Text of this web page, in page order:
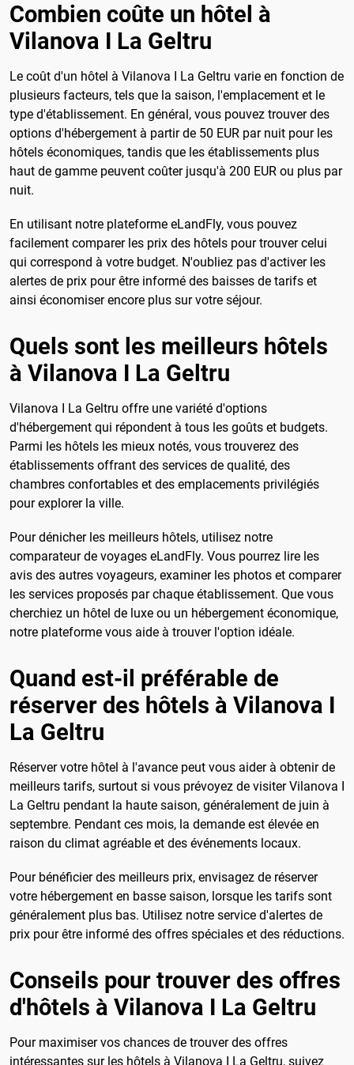
Combien coûte un hôtel à
Vilanova I La Geltru
Le coût d'un hôtel à Vilanova I La Geltru varie en fonction de
plusieurs facteurs, tels que la saison, l'emplacement et le
type d'établissement. En général, vous pouvez trouver des
options d'hébergement à partir de 50 EUR par nuit pour les
hôtels économiques, tandis que les établissements plus
haut de gamme peuvent coûter jusqu'à 200 EUR ou plus par
nuit.
En utilisant notre plateforme eLandFly, vous pouvez
facilement comparer les prix des hôtels pour trouver celui
qui correspond à votre budget. N'oubliez pas d'activer les
alertes de prix pour être informé des baisses de tarifs et
ainsi économiser encore plus sur votre séjour.
Quels sont les meilleurs hôtels
à Vilanova I La Geltru
Vilanova I La Geltru offre une variété d'options
d'hébergement qui répondent à tous les goûts et budgets.
Parmi les hôtels les mieux notés, vous trouverez des
établissements offrant des services de qualité, des
chambres confortables et des emplacements privilégiés
pour explorer la ville.
Pour dénicher les meilleurs hôtels, utilisez notre
comparateur de voyages eLandFly. Vous pourrez lire les
avis des autres voyageurs, examiner les photos et comparer
les services proposés par chaque établissement. Que vous
cherchiez un hôtel de luxe ou un hébergement économique,
notre plateforme vous aide à trouver l'option idéale.
Quand est-il préférable de
réserver des hôtels à Vilanova I
La Geltru
Réserver votre hôtel à l'avance peut vous aider à obtenir de
meilleurs tarifs, surtout si vous prévoyez de visiter Vilanova I
La Geltru pendant la haute saison, généralement de juin à
septembre. Pendant ces mois, la demande est élevée en
raison du climat agréable et des événements locaux.
Pour bénéficier des meilleurs prix, envisagez de réserver
votre hébergement en basse saison, lorsque les tarifs sont
généralement plus bas. Utilisez notre service d'alertes de
prix pour être informé des offres spéciales et des réductions.
Conseils pour trouver des offres
d'hôtels à Vilanova I La Geltru
Pour maximiser vos chances de trouver des offres
intéressantes sur les hôtels à Vilanova I La Geltru, suivez